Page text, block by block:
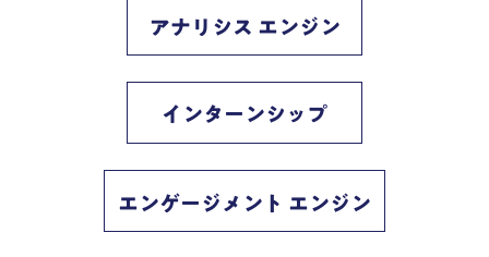
アナリシス エンジン
インターンシップ
エンゲージメント エンジン